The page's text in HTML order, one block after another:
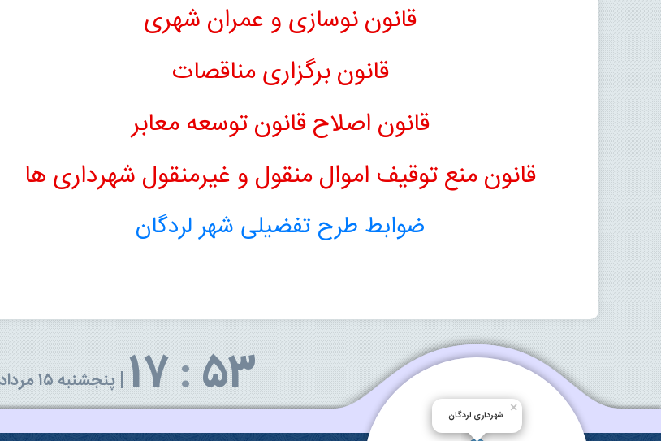
قانون نوسازی و عمران شهری
قانون برگزاری مناقصات
قانون اصلاح قانون توسعه معابر
قانون منع توقیف اموال منقول و غیرمنقول شهرداری ها
ضوابط طرح تفضیلی شهر لردگان
17:53
|پنجشنبه ۱۵ مرداد ۱۴۰۵
شهرداری لردگان
×